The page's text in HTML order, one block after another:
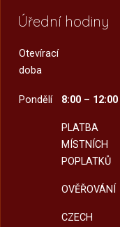
Úřední hodiny
Otevírací
doba
Pondělí 8:00 – 12:00
PLATBA
MÍSTNÍCH
POPLATKŮ
OVĚŘOVÁNÍ
CZECH